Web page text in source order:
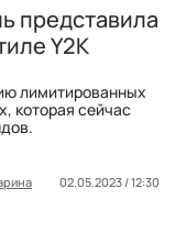
представила
Y2K
лимитированных
которая сейчас
02.05.2023 / 12:30